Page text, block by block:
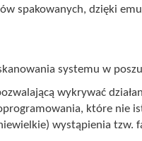
spakowanych, dzięki
systemu w
wykrywać
które nie
wystąpienia tzw.